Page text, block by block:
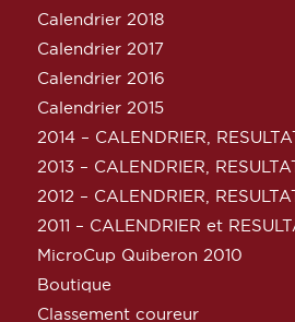
Calendrier 2018
Calendrier 2017
Calendrier 2016
Calendrier 2015
2014 – CALENDRIER,
2013 – CALENDRIER,
2012 – CALENDRIER,
2011 – CALENDRIER et
MicroCup Quiberon 2010
Boutique
Classement coureur